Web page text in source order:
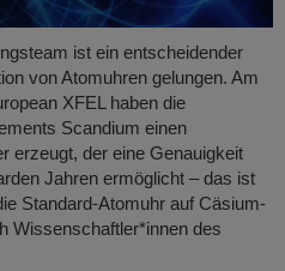
ist ein entscheidender
von Atomuhren gelungen. Am
XFEL haben die
Scandium einen
erzeugt, der eine Genauigkeit
Jahren ermöglicht – das ist
Standard-Atomuhr auf Cäsium-
Wissenschaftler*innen des